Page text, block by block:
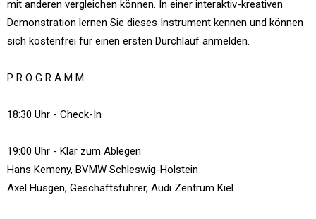
mit anderen vergleichen können. In einer interaktiv-kreativen
Demonstration lernen Sie dieses Instrument kennen und können
sich kostenfrei für einen ersten Durchlauf anmelden.
P R O G R A M M
18:30 Uhr - Check-In
19:00 Uhr - Klar zum Ablegen
Hans Kemeny, BVMW Schleswig-Holstein
Axel Hüsgen, Geschäftsführer, Audi Zentrum Kiel